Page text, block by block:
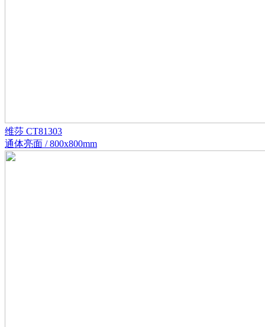
维莎 CT81303
通体亮面 / 800x800mm